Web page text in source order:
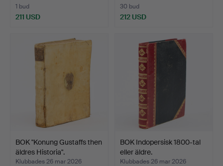
1 bud
211 USD
30 bud
212 USD
BOK "Konung Gustaffs then
äldres Historia".
Klubbades 26 mar 2026
BOK Indopersisk 1800-tal
eller äldre.
Klubbades 26 mar 2026